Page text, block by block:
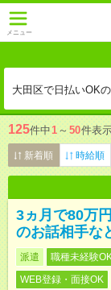
メニュー
大田区で日払いOK
125件中1 ～ 50件表
新着順 時給順
3ヵ月で80万
のお話相手な
派遣 職種未経験
WEB登録・面接OK